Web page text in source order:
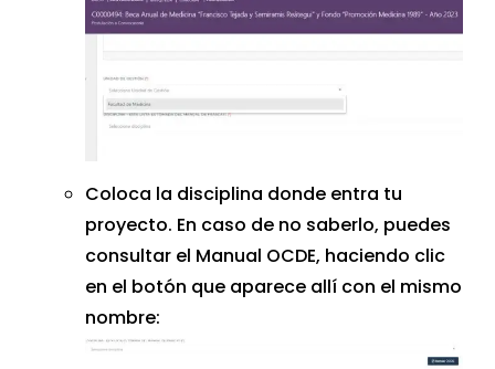
Coloca la disciplina donde entra tu
proyecto. En caso de no saberlo, puedes
consultar el Manual OCDE, haciendo clic
en el botón que aparece allí con el mismo
nombre: